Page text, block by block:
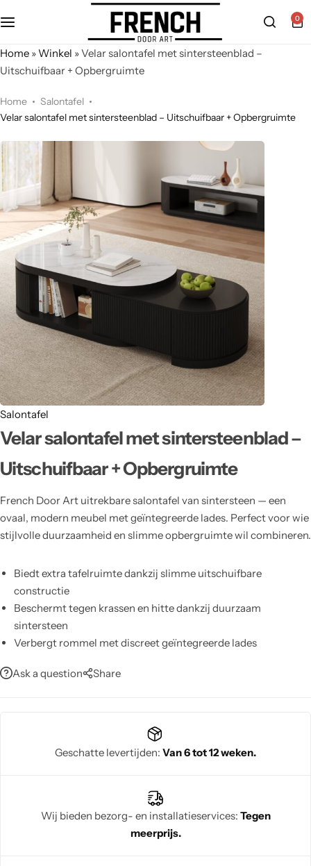
0
Home »Winkel »Velar salontafel met sintersteenblad –
Uitschuifbaar + Opbergruimte
Home
Salontafel
Velar salontafel met sintersteenblad – Uitschuifbaar + Opbergruimte
Salontafel
Velar salontafel met sintersteenblad –
Uitschuifbaar + Opbergruimte
French Door Art uitrekbare salontafel van sintersteen — een
ovaal, modern meubel met geïntegreerde lades. Perfect voor wie
stijlvolle duurzaamheid en slimme opbergruimte wil combineren.
Biedt extra tafelruimte dankzij slimme uitschuifbare
constructie
Beschermt tegen krassen en hitte dankzij duurzaam
sintersteen
Verbergt rommel met discreet geïntegreerde lades
Vereist weinig onderhoud; gemakkelijk schoon te maken
Ask a question Share
Geschatte levertijden: Van 6 tot 12 weken.
Wij bieden bezorg- en installatieservices: Tegen
meerprijs.